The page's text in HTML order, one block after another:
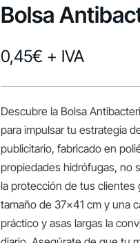
Bolsa
0,45€ + IVA
Descubre la Bolsa
para impulsar tu estrategia
publicitario, fabricado en
propiedades hidrófugas, no
la protección de tus clientes
tamaño de 37×41 cm y una
práctico y asas largas la